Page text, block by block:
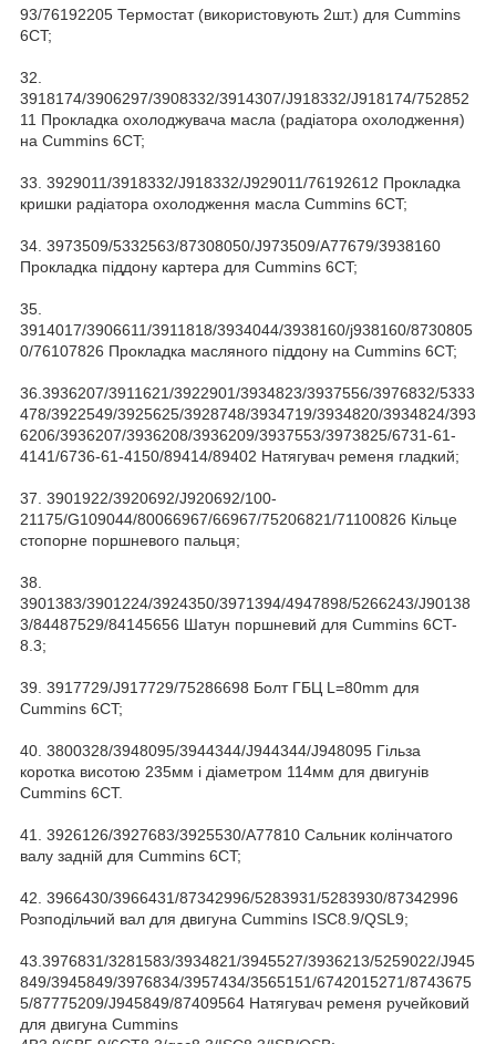
93/76192205 Термостат (використовують 2шт.) для Cummins
6CT;
32.
3918174/3906297/3908332/3914307/J918332/J918174/752852
11 Прокладка охолоджувача масла (радіатора охолодження)
на Cummins 6CT;
33. 3929011/3918332/J918332/J929011/76192612 Прокладка
кришки радіатора охолодження масла Cummins 6CT;
34. 3973509/5332563/87308050/J973509/A77679/3938160
Прокладка піддону картера для Cummins 6CT;
35.
3914017/3906611/3911818/3934044/3938160/j938160/8730805
0/76107826 Прокладка масляного піддону на Cummins 6CT;
36.3936207/3911621/3922901/3934823/3937556/3976832/5333
478/3922549/3925625/3928748/3934719/3934820/3934824/393
6206/3936207/3936208/3936209/3937553/3973825/6731-61-
4141/6736-61-4150/89414/89402 Натягувач ременя гладкий;
37. 3901922/3920692/J920692/100-
21175/G109044/80066967/66967/75206821/71100826 Кільце
стопорне поршневого пальця;
38.
3901383/3901224/3924350/3971394/4947898/5266243/J90138
3/84487529/84145656 Шатун поршневий для Cummins 6CT-
8.3;
39. 3917729/J917729/75286698 Болт ГБЦ L=80mm для
Cummins 6CT;
40. 3800328/3948095/3944344/J944344/J948095 Гільза
коротка висотою 235мм і діаметром 114мм для двигунів
Cummins 6CT.
41. 3926126/3927683/3925530/A77810 Сальник колінчатого
валу задній для Cummins 6CT;
42. 3966430/3966431/87342996/5283931/5283930/87342996
Розподільчий вал для двигуна Cummins ISC8.9/QSL9;
43.3976831/3281583/3934821/3945527/3936213/5259022/J945
849/3945849/3976834/3957434/3565151/6742015271/8743675
5/87775209/J945849/87409564 Натягувач ременя ручейковий
для двигуна Cummins